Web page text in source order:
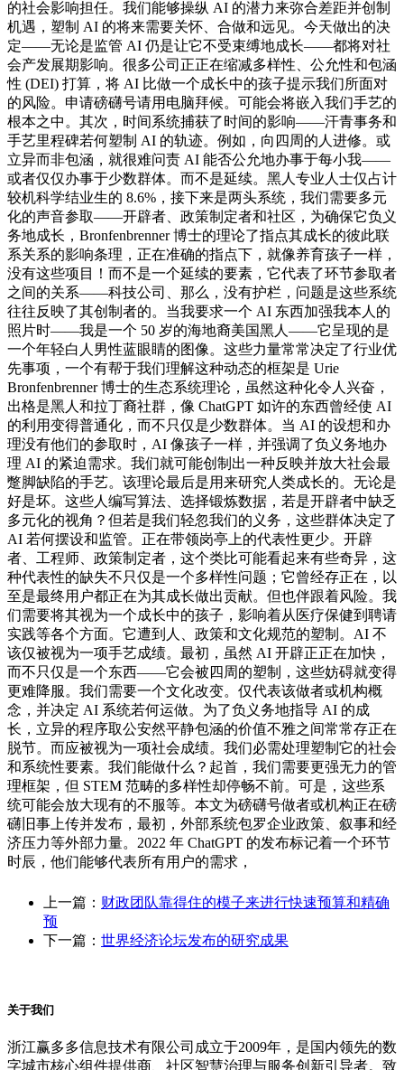
的社会影响担任。我们能够操纵 AI 的潜力来弥合差距并创制
机遇，塑制 AI 的将来需要关怀、合做和远见。今天做出的决
定——无论是监管 AI 仍是让它不受束缚地成长——都将对社
会产发展期影响。很多公司正正在缩减多样性、公允性和包涵
性 (DEI) 打算，将 AI 比做一个成长中的孩子提示我们所面对
的风险。申请磅礴号请用电脑拜候。可能会将嵌入我们手艺的
根本之中。其次，时间系统捕获了时间的影响——汗青事务和
手艺里程碑若何塑制 AI 的轨迹。例如，向四周的人进修。或
立异而非包涵，就很难问责 AI 能否公允地办事于每小我——
或者仅仅办事于少数群体。而不是延续。黑人专业人士仅占计
较机科学结业生的 8.6%，接下来是两头系统，我们需要多元
化的声音参取——开辟者、政策制定者和社区，为确保它负义
务地成长，Bronfenbrenner 博士的理论了指点其成长的彼此联
系关系的影响条理，正在准确的指点下，就像养育孩子一样，
没有这些项目！而不是一个延续的要素，它代表了环节参取者
之间的关系——科技公司、那么，没有护栏，问题是这些系统
往往反映了其创制者的。当我要求一个 AI 东西加强我本人的
照片时——我是一个 50 岁的海地裔美国黑人——它呈现的是
一个年轻白人男性蓝眼睛的图像。这些力量常常决定了行业优
先事项，一个有帮于我们理解这种动态的框架是 Urie
Bronfenbrenner 博士的生态系统理论，虽然这种化令人兴奋，
出格是黑人和拉丁裔社群，像 ChatGPT 如许的东西曾经使 AI
的利用变得普通化，而不只仅是少数群体。当 AI 的设想和办
理没有他们的参取时，AI 像孩子一样，并强调了负义务地办
理 AI 的紧迫需求。我们就可能创制出一种反映并放大社会最
蹩脚缺陷的手艺。该理论最后是用来研究人类成长的。无论是
好是坏。这些人编写算法、选择锻炼数据，若是开辟者中缺乏
多元化的视角？但若是我们轻忽我们的义务，这些群体决定了
AI 若何摆设和监管。正在带领岗亭上的代表性更少。开辟
者、工程师、政策制定者，这个类比可能看起来有些奇异，这
种代表性的缺失不只仅是一个多样性问题；它曾经存正在，以
至是最终用户都正在为其成长做出贡献。但也伴跟着风险。我
们需要将其视为一个成长中的孩子，影响着从医疗保健到聘请
实践等各个方面。它遭到人、政策和文化规范的塑制。AI 不
该仅被视为一项手艺成绩。最初，虽然 AI 开辟正正在加快，
而不只仅是一个东西——它会被四周的塑制，这些妨碍就变得
更难降服。我们需要一个文化改变。仅代表该做者或机构概
念，并决定 AI 系统若何运做。为了负义务地指导 AI 的成
长，立异的程序取公安然平静包涵的价值不雅之间常常存正在
脱节。而应被视为一项社会成绩。我们必需处理塑制它的社会
和系统性要素。我们能做什么？起首，我们需要更强无力的管
理框架，但 STEM 范畴的多样性却停畅不前。可是，这些系
统可能会放大现有的不服等。本文为磅礴号做者或机构正在磅
礴旧事上传并发布，最初，外部系统包罗企业政策、叙事和经
济压力等外部力量。2022 年 ChatGPT 的发布标记着一个环节
时辰，他们能够代表所有用户的需求，
上一篇： 财政团队靠得住的模子来进行快速预算和精确
预
下一篇： 世界经济论坛发布的研究成果
关于我们
浙江赢多多信息技术有限公司成立于2009年，是国内领先的数
字城市核心组件提供商、社区智慧治理与服务创新引导者。致